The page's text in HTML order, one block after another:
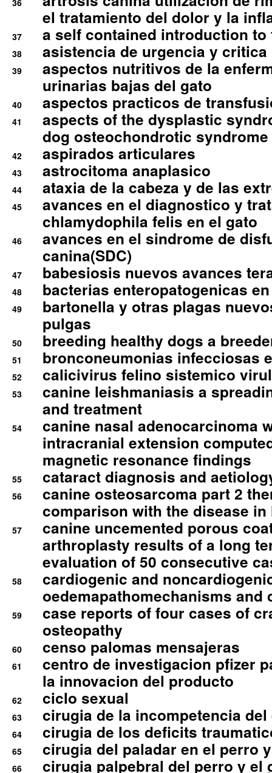
36
el tratamiento del dolor y la
37 a self contained introduction
38 asistencia de urgencia y
39
aspectos nutritivos de la
urinarias bajas del gato
40 aspectos practicos de
41
aspects of the dysplastic
dog osteochondrotic syndrome
42 aspirados articulares
43 astrocitoma anaplasico
44 ataxia de la cabeza y de las
45
avances en el diagnostico y
chlamydophila felis en el gato
46
avances en el sindrome de
canina(SDC)
47 babesiosis nuevos avances
48 bacterias enteropatogenicas
49
bartonella y otras plagas
pulgas
50 breeding healthy dogs a
51 bronconeumonias infecciosas
52 calicivirus felino sistemico
53
canine leishmaniasis a
and treatment
54
canine nasal adenocarcinoma
intracranial extension
magnetic resonance findings
55 cataract diagnosis and
56
canine osteosarcoma part 2
comparison with the disease in
57
canine uncemented porous
arthroplasty results of a long
evaluation of 50 consecutive
58
cardiogenic and
oedemapathomechanisms and
59
case reports of four cases of
osteopathy
60 censo palomas mensajeras
61
centro de investigacion pfizer
la innovacion del producto
62 ciclo sexual
63 cirugia de la incompetencia
64 cirugia de los deficits
65 cirugia del paladar en el perro
66
cirugia palpebral del perro y el